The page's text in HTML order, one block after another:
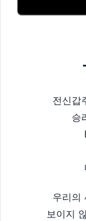
전신갑
승
우리의
보이지